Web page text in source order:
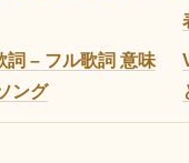
詞 – フル歌詞 意味
ング